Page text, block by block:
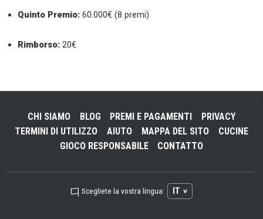
Quinto Premio: 60.000€ (8 premi)
Rimborso: 20€
CHI SIAMO BLOG PREMI E PAGAMENTI
PRIVACY
TERMINI DI UTILIZZO
AIUTO MAPPA DEL SITO
CUCINE
GIOCO RESPONSABILE
CONTATTO
Scegliete la vostra lingua: IT